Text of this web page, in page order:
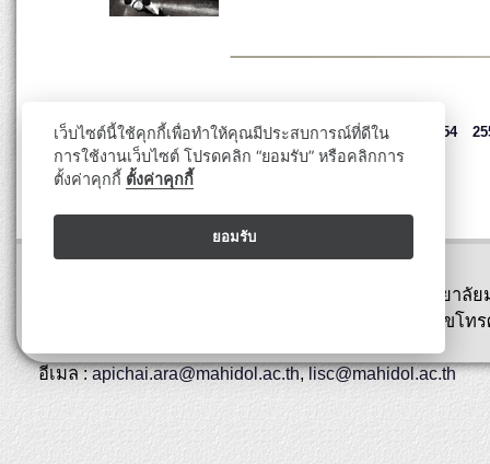
ปี 2547 2548 2549 2550 2551 2552 2553 2554
พิพิธภัณฑ์สตางค์ มงคลสุข คณะวิทยาศาสตร์ มหาวิทยาลั
ถนนพระรามที่ 6 เขตราชเทวี กรุงเทพ 10400 หมายเลขโท
อีเมล :apichai.ara@mahidol.ac.th,lisc@mahidol.ac.th
เว็บไซต์นี้ใช้คุกกี้เพื่อทำให้คุณมีประสบการณ์ที่ดีใน
การใช้งานเว็บไซต์ โปรดคลิก “ยอมรับ” หรือคลิกการ
ตั้งค่าคุกกี้ ตั้งค่าคุกกี้
ยอมรับ